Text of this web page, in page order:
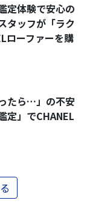
定体験で安心の
タッフが「ラク
ローファーを購
たら…」の不安
定」でCHANEL